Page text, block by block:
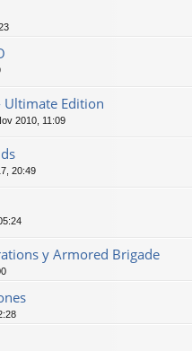
Ultimate Edition
2010, 11:09
20:49
y Armored Brigade